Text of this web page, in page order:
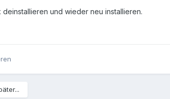
und wieder neu installieren.